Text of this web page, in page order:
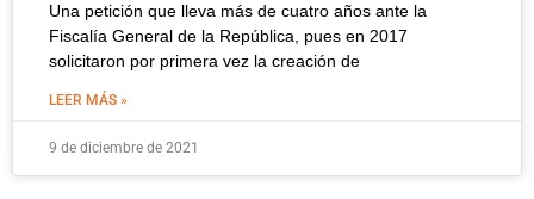
Una petición que lleva más de cuatro años ante la
Fiscalía General de la República, pues en 2017
solicitaron por primera vez la creación de
LEER MÁS »
9 de diciembre de 2021